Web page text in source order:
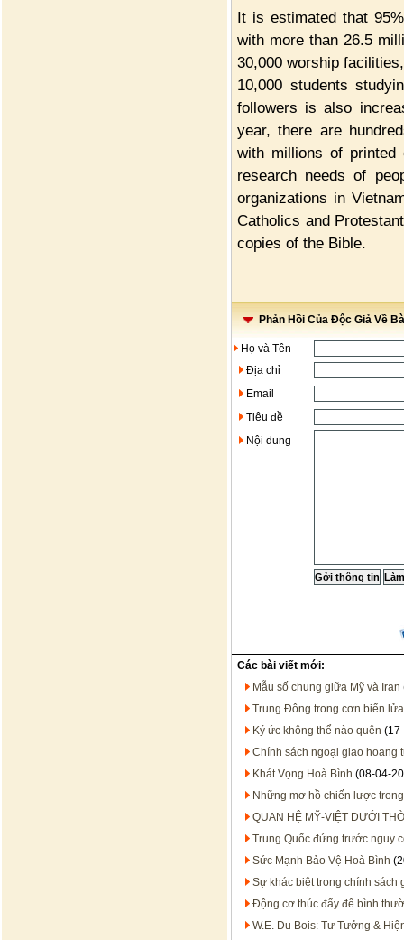
It is estimated that
with more than 26.5
30,000 worship
10,000 students
followers is also
year, there are
with millions of printed
research needs of
organizations in
Catholics and
copies of the Bible.
Phản Hồi Của Độc Giả Về
Họ và Tên
Địa chỉ
Email
Tiêu đề
Nội dung
Các bài viết mới:
Mẫu số chung giữa Mỹ và Iran
Trung Đông trong cơn biển lửa
Ký ức không thể nào quên
Chính sách ngoại giao hoang
Khát Vọng Hoà Bình (08-04-
Những mơ hồ chiến lược
QUAN HỆ MỸ-VIỆT DƯỚI
Trung Quốc đứng trước nguy
Sức Mạnh Bảo Vệ Hoà Bình
Sự khác biệt trong chính sách
Động cơ thúc đẩy để bình
W.E. Du Bois: Tư Tưởng &